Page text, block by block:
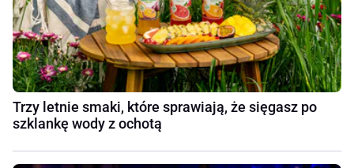
Trzy letnie smaki, które sprawiają, że sięgasz po
szklankę wody z ochotą